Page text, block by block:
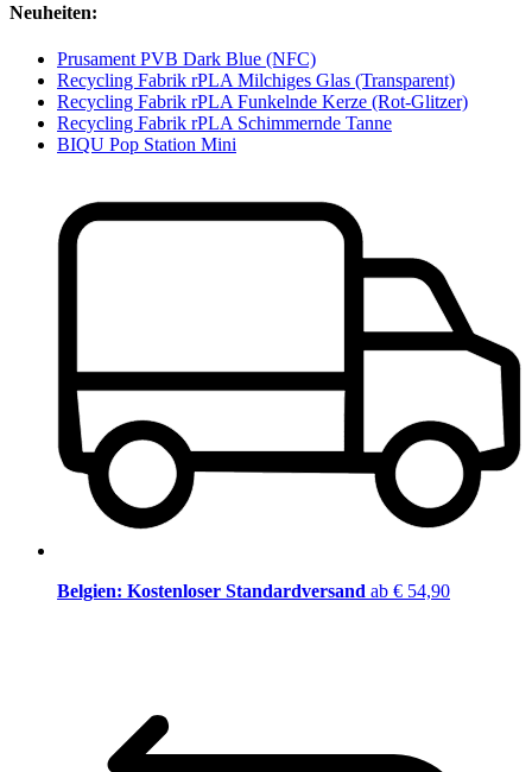
Neuheiten:
Prusament PVB Dark Blue (NFC)
Recycling Fabrik rPLA Milchiges Glas (Transparent)
Recycling Fabrik rPLA Funkelnde Kerze (Rot-Glitzer)
Recycling Fabrik rPLA Schimmernde Tanne
BIQU Pop Station Mini
Belgien: Kostenloser Standardversand ab € 54,90